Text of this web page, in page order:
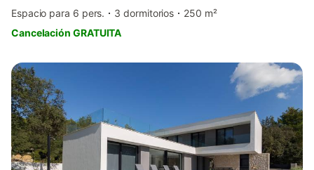
Espacio para 6 pers.
3 dormitorios
250 m²
Cancelación GRATUITA